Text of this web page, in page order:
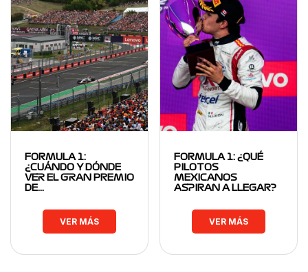
FORMULA 1:
¿CUÁNDO Y DÓNDE
VER EL GRAN PREMIO
DE…
VER MÁS
FORMULA 1: ¿QUÉ
PILOTOS
MEXICANOS
ASPIRAN A LLEGAR?
VER MÁS